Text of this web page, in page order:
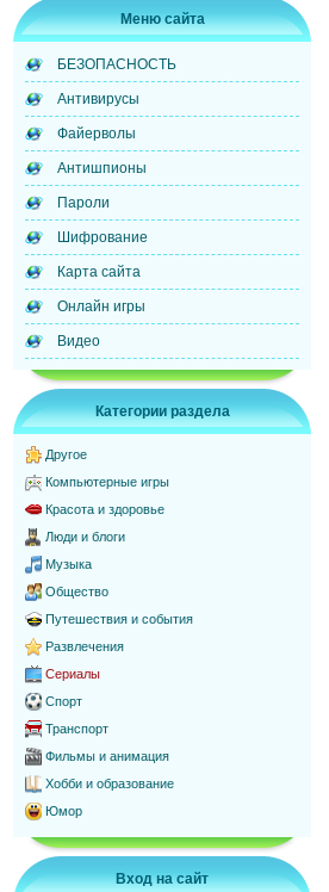
Меню сайта
БЕЗОПАСНОСТЬ
Антивирусы
Файерволы
Антишпионы
Пароли
Шифрование
Карта сайта
Онлайн игры
Видео
Категории раздела
Другое
Компьютерные игры
Красота и здоровье
Люди и блоги
Музыка
Общество
Путешествия и события
Развлечения
Сериалы
Спорт
Транспорт
Фильмы и анимация
Хобби и образование
Юмор
Вход на сайт